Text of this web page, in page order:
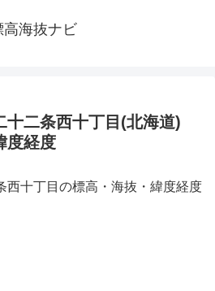
高海抜ナビ
十二条西十丁目(北海道)
度経度
西十丁目の標高・海抜・緯度経度